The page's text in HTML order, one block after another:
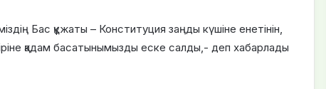
Бас құжаты – Конституция заңды күшіне енетінін,
қадам басатынымызды еске салды,- деп хабарлады